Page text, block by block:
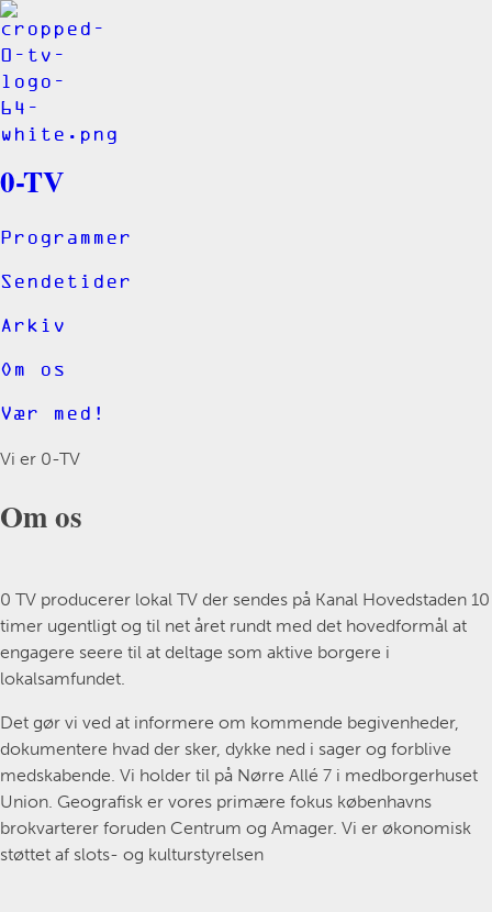
0-TV
Programmer
Sendetider
Arkiv
Om os
Vær med!
Vi er 0-TV
Om os
0 TV producerer lokal TV der sendes på Kanal Hovedstaden 10
timer ugentligt og til net året rundt med det hovedformål at
engagere seere til at deltage som aktive borgere i
lokalsamfundet.
Det gør vi ved at informere om kommende begivenheder,
dokumentere hvad der sker, dykke ned i sager og forblive
medskabende. Vi holder til på Nørre Allé 7 i medborgerhuset
Union. Geografisk er vores primære fokus københavns
brokvarterer foruden Centrum og Amager. Vi er økonomisk
støttet af slots- og kulturstyrelsen